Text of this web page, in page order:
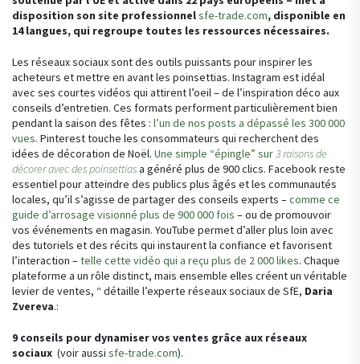
disposition son site professionnelsfe-trade.com, disponible en
14 langues, qui regroupe toutes les ressources nécessaires.
Les réseaux sociaux sont des outils puissants pour inspirer les
acheteurs et mettre en avant les poinsettias. Instagram est idéal
avec ses courtes vidéos qui attirent l’oeil – de l’inspiration déco aux
conseils d’entretien. Ces formats performent particulièrement bien
pendant la saison des fêtes : l’un de nos posts a dépassé les 300 000
vues. Pinterest touche les consommateurs qui recherchent des
idées de décoration de Noël. Une simple “épingle” sur3 raisons de
décorer avec des poinsettiasa généré plus de 900 clics. Facebook reste
essentiel pour atteindre des publics plus âgés et les communautés
locales, qu’il s’agisse de partager des conseils experts –comme ce
guide d’arrosage visionné plus de 900 000 fois – ou de promouvoir
vos événements en magasin. YouTube permet d’aller plus loin avec
des tutoriels et des récits qui instaurent la confiance et favorisent
l’interaction –telle cette vidéo qui a reçu plus de 2 000 likes. Chaque
plateforme a un rôle distinct, mais ensemble elles créent un véritable
levier de ventes, “ détaille l’experte réseaux sociaux de SfE, Daria
Zvereva.:
9 conseils pour dynamiser vos ventes grâce aux réseaux
sociaux (voir aussi sfe-trade.com).